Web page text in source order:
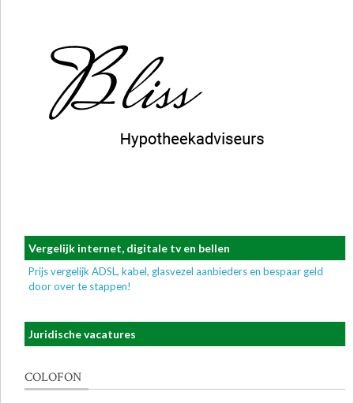
Vergelijk internet, digitale tv en bellen
Prijs vergelijk ADSL, kabel, glasvezel aanbieders en bespaar geld
door over te stappen!
Juridische vacatures
COLOFON